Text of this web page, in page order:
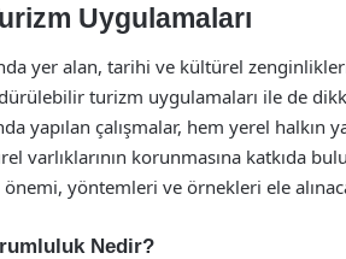
Uygulamaları
yer alan, tarihi ve kültürel
turizm uygulamaları ile de
yapılan çalışmalar, hem yerel halkın
varlıklarının korunmasına katkıda
yöntemleri ve örnekleri ele
Nedir?